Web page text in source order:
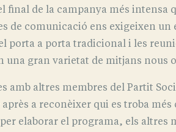
final de la campanya més
de comunicació ens exigeixen
porta a porta tradicional i les
una gran varietat de mitjans nous
amb altres membres del Partit
a reconèixer qui es troba
elaborar el programa, els altres